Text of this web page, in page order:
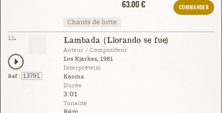
63.00 €
COMMANDER
Chants de lutte
11.
Réf : 1379L
Lambada (Llorando se fue)
Auteur / Compositeur
Los Kjarkas, 1981
Interprète(s)
Kaoma
Durée
3:01
Tonalité